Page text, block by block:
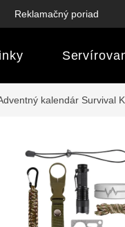
Reklamačný poriadok
kalendár Survival